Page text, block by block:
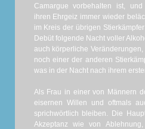
Camargue vorbehalten ist,
ihren Ehrgeiz immer wieder
im Kreis der übrigen
Debüt folgende Nacht voller
auch körperliche
noch einer der anderen
was in der Nacht nach ihrem
Als Frau in einer von Männern
eisernen Willen und oftmals
sprichwörtlich bleiben. Die
Akzeptanz wie von